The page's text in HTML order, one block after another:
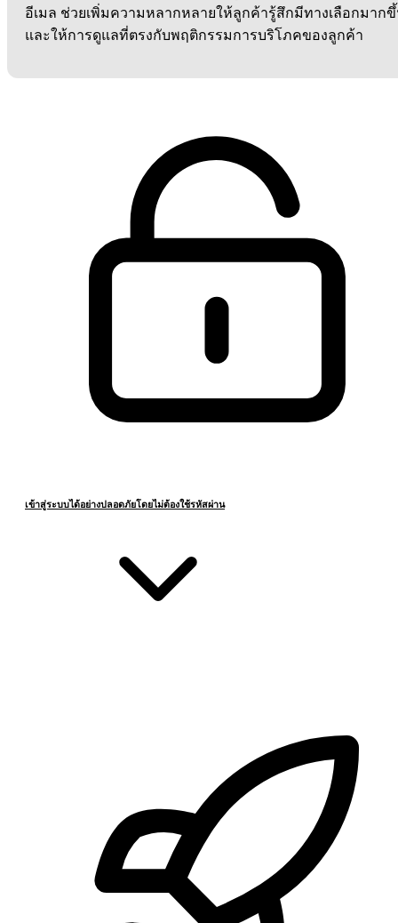
อีเมล ช่วยเพิ่มความหลากหลายให้ลูกค้ารู้สึกมีทางเลือกมาก
และให้การดูแลที่ตรงกับพฤติกรรมการบริโภคของลูกค้า
เข้าสู่ระบบได้อย่างปลอดภัยโดยไม่ต้องใช้รหัสผ่าน